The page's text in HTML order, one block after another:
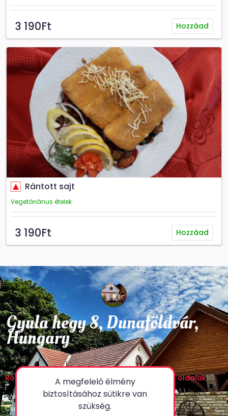
3 190Ft Hozzáad
Rántott sajt
Vegetáriánus ételek
3 190Ft Hozzáad
Gyula hegy 8, Dunaföldvár,
Hungary
Rólunk
Rólunk
Csapatunk
Jogi nyilatkozat
Adatvédelmi Irányelvek
Visszatérítési Szabályzat
Egyéb oldalak
Galéria
A megfelelő élmény
biztosításához sütikre van
szükség.